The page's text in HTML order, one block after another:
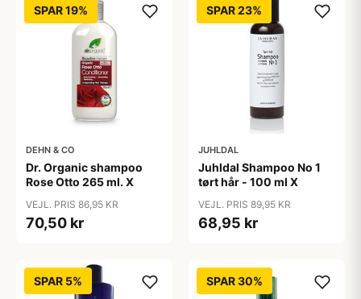
SPAR 19%
DEHN & CO
Dr. Organic shampoo
Rose Otto 265 ml. X
VEJL. PRIS 86,95 KR
70,50 kr
SPAR 23%
JUHLDAL
Juhldal Shampoo No 1
tørt hår - 100 ml X
VEJL. PRIS 89,95 KR
68,95 kr
SPAR 5% SPAR 30%